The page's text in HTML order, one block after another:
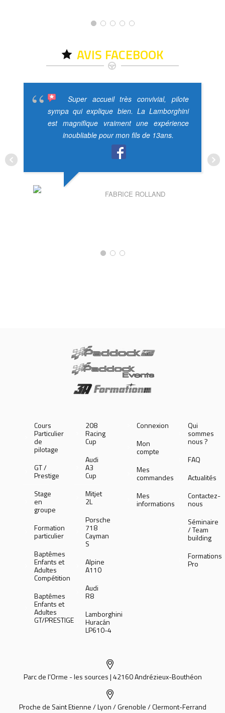
AVIS FACEBOOK
Super accueil très convivial, pilote
sympa qui explique bien. La Lamborghini
est magnifique vraiment une expérience
inoubliable pour mon fils de 13ans.
FABRICE ROLLAND
Cours
Particulier
de
pilotage
GT /
Prestige
Stage
en
groupe
Formation
particulier
Baptêmes
Enfants et
Adultes
Compétition
Baptêmes
Enfants et
Adultes
GT/PRESTIGE
208
Racing
Cup
Audi
A3
Cup
Mitjet
2L
Porsche
718
Cayman
S
Alpine
A110
Audi
R8
Lamborghini
Huracán
LP610-4
Connexion
Mon
compte
Mes
commandes
Mes
informations
Qui
sommes
nous ?
FAQ
Actualités
Contactez-
nous
Séminaire
/ Team
building
Formations
Pro
Parc de l'Orme - les sources | 42160 Andrézieux-Bouthéon
Proche de Saint Etienne / Lyon / Grenoble / Clermont-Ferrand